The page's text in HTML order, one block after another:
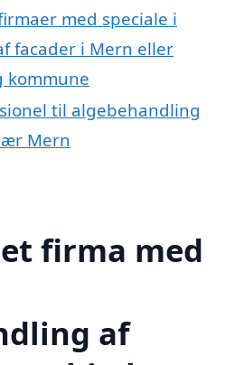
med speciale i
facader i Mern eller
kommune
til algebehandling
Mern
firma med
af